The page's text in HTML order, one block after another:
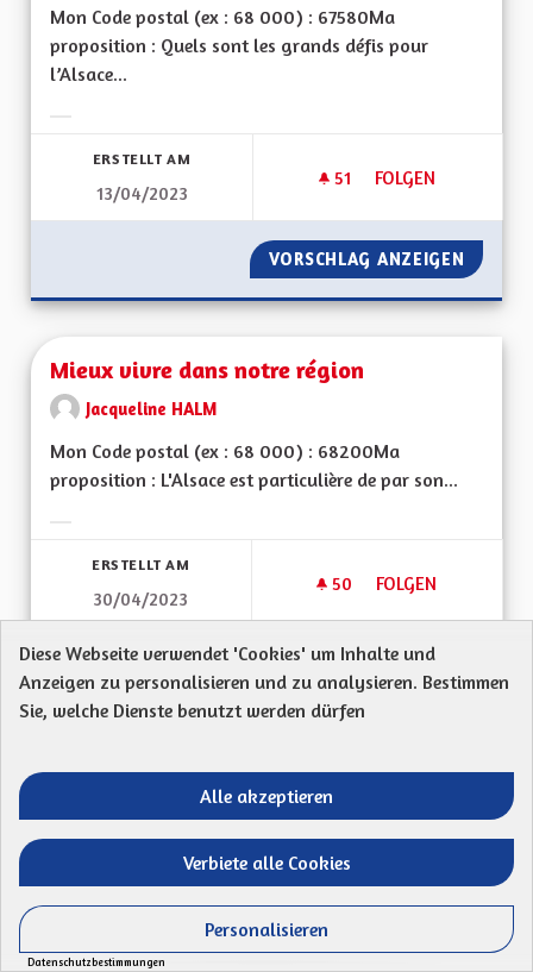
Mon Code postal (ex : 68 000) : 67580Ma
proposition : Quels sont les grands défis pour
l’Alsace...
ERSTELLT AM
13/04/2023
51 51 FOLLOWER
FOLGEN
MIEUX VIVRE EN
VORSCHLAG ANZEIGEN MIEUX
Mieux vivre dans notre région
Jacqueline HALM
Mon Code postal (ex : 68 000) : 68200Ma
proposition : L'Alsace est particulière de par son...
ERSTELLT AM
30/04/2023
50 50 FOLLOWER
FOLGEN
MIEUX VIVRE
VORSCHLAG ANZEIGEN
Micro Éolien Individuel
Mon Code postal : 67330Dernièrement j'ai remarqué
que nous avons de plus en plus de vent.Est-ce...
Ergebnisse nach Kategorie filtern:
Diese Webseite verwendet 'Cookies' um Inhalte und
Anzeigen zu personalisieren und zu analysieren. Bestimmen
Sie, welche Dienste benutzt werden dürfen
Alle akzeptieren
Verbiete alle Cookies
Personalisieren
Datenschutzbestimmungen